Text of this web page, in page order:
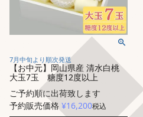
7月中旬より順次発送
【お中元】岡山県産 清水白桃
大玉7玉 糖度12度以上
ご予約順に出荷致します
予約販売価格 ¥16,200税込